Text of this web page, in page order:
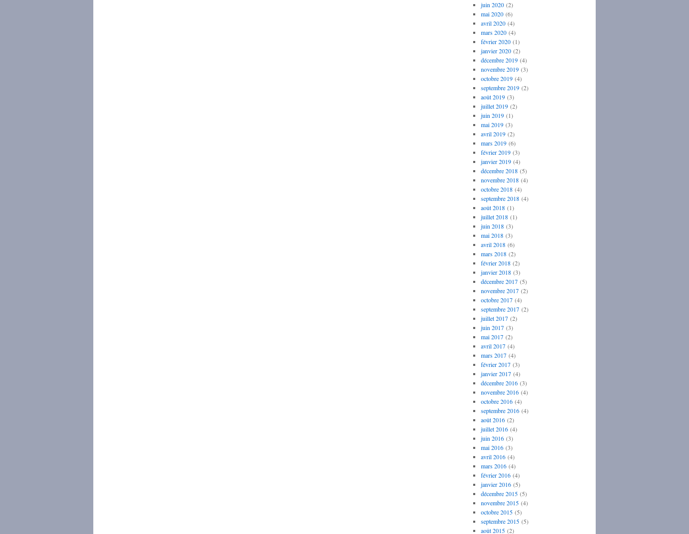
juin 2020(2)
mai 2020(6)
avril 2020(4)
mars 2020(4)
février 2020(1)
janvier 2020(2)
décembre 2019(4)
novembre 2019(3)
octobre 2019(4)
septembre 2019(2)
août 2019(3)
juillet 2019(2)
juin 2019(1)
mai 2019(3)
avril 2019(2)
mars 2019(6)
février 2019(3)
janvier 2019(4)
décembre 2018(5)
novembre 2018(4)
octobre 2018(4)
septembre 2018(4)
août 2018(1)
juillet 2018(1)
juin 2018(3)
mai 2018(3)
avril 2018(6)
mars 2018(2)
février 2018(2)
janvier 2018(3)
décembre 2017(5)
novembre 2017(2)
octobre 2017(4)
septembre 2017(2)
juillet 2017(2)
juin 2017(3)
mai 2017(2)
avril 2017(4)
mars 2017(4)
février 2017(3)
janvier 2017(4)
décembre 2016(3)
novembre 2016(4)
octobre 2016(4)
septembre 2016(4)
août 2016(2)
juillet 2016(4)
juin 2016(3)
mai 2016(3)
avril 2016(4)
mars 2016(4)
février 2016(4)
janvier 2016(5)
décembre 2015(5)
novembre 2015(4)
octobre 2015(5)
septembre 2015(5)
août 2015(2)